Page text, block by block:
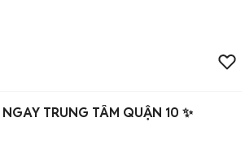
TRUNG TÂM QUẬN 10 ✨